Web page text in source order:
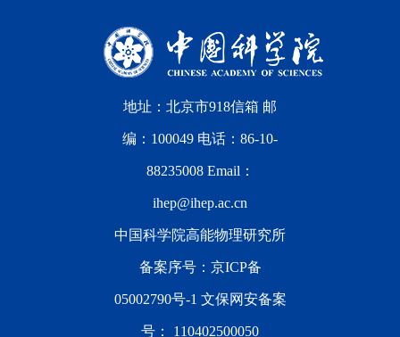
地址：北京市918信箱 邮
编：100049 电话：86-10-
88235008 Email：
ihep@ihep.ac.cn
中国科学院高能物理研究所
备案序号： 京ICP备
05002790号-1 文保网安备案
号： 110402500050